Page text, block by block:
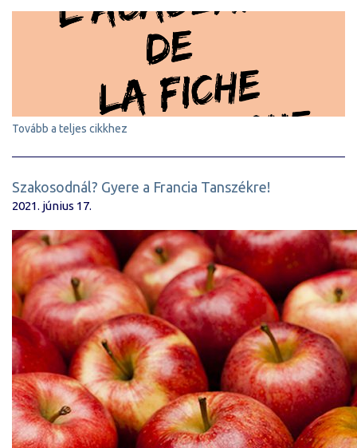
Tovább a teljes cikkhez
Szakosodnál? Gyere a Francia Tanszékre!
2021. június 17.